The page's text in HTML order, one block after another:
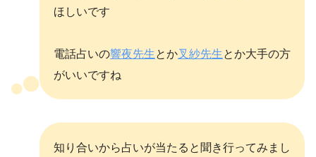
ほしいです
電話占いの響夜先生とか叉紗先生とか大手の方
がいいですね
知り合いから占いが当たると聞き行ってみまし